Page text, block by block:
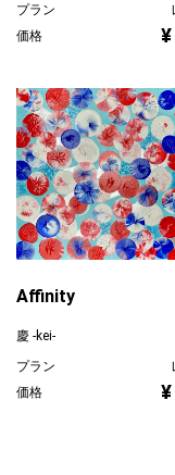
プラン
価格
Affinity
慶 -kei-
プラン
価格